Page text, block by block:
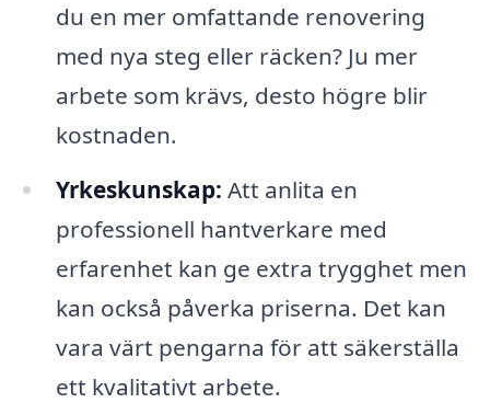
du en mer omfattande renovering
med nya steg eller räcken? Ju mer
arbete som krävs, desto högre blir
kostnaden.
Yrkeskunskap: Att anlita en
professionell hantverkare med
erfarenhet kan ge extra trygghet men
kan också påverka priserna. Det kan
vara värt pengarna för att säkerställa
ett kvalitativt arbete.